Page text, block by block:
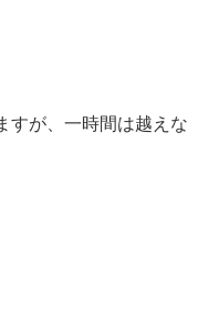
すが、一時間は越えな